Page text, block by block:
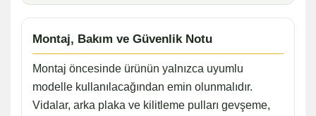
Montaj, Bakım ve Güvenlik Notu
Montaj öncesinde ürünün yalnızca uyumlu
modelle kullanılacağından emin olunmalıdır.
Vidalar, arka plaka ve kilitleme pulları gevşeme,